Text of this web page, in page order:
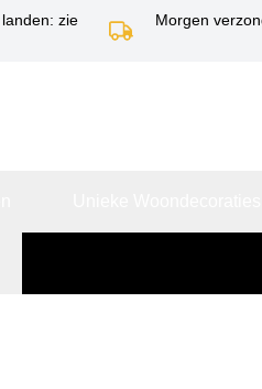
zie
Morgen